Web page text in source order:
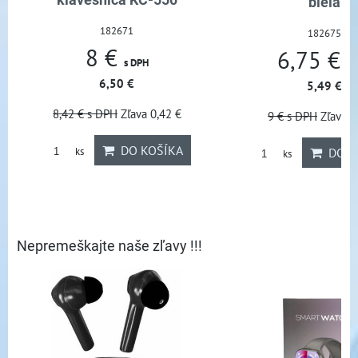
6,75 €
5,49 €
9 €s DPH Zľava 2,25 €
ks DO KOŠÍKA
10,50 €s
Nepremeškajte naše zľavy !!!